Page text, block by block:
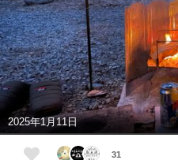
2025年1月11日
31